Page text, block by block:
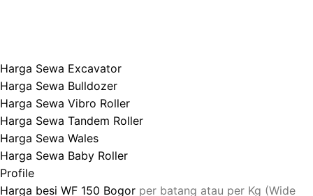
Harga Sewa Excavator
Harga Sewa Bulldozer
Harga Sewa Vibro Roller
Harga Sewa Tandem Roller
Harga Sewa Wales
Harga Sewa Baby Roller
Profile
Harga besi WF 150 Bogor per batang atau per Kg (Wide